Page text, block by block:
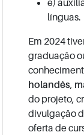
línguas.
Em 2024
graduação
holandês,
do projeto,
divulgação
oferta de